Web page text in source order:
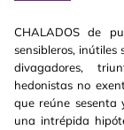
CHALADOS de
sensibleros, inútiles
divagadores,
hedonistas no
que reúne sesenta
una intrépida